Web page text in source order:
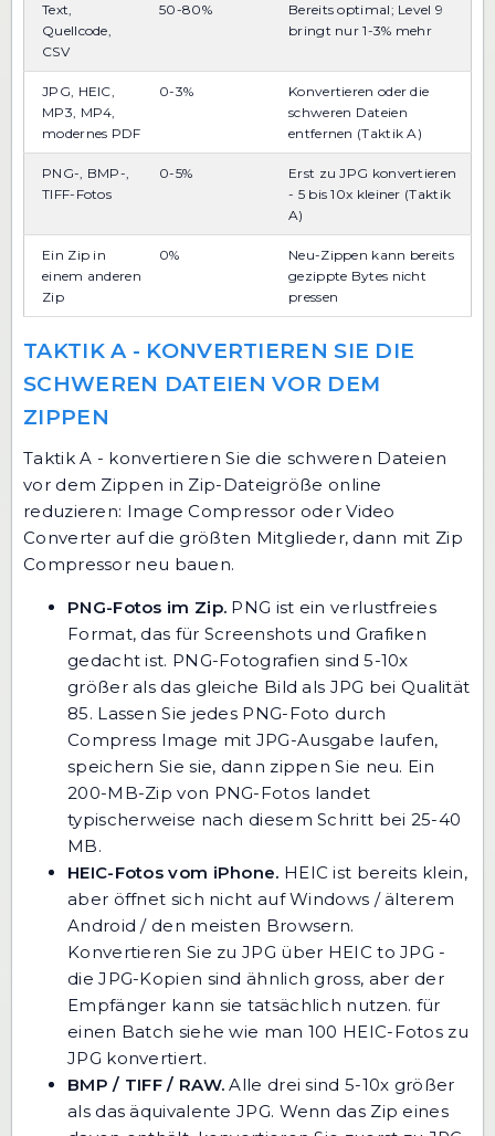
Text,
Quellcode,
CSV
50-80%
Bereits optimal; Level 9
bringt nur 1-3% mehr
JPG, HEIC,
MP3, MP4,
modernes PDF
0-3%
Konvertieren oder die
schweren Dateien
entfernen (Taktik A)
PNG-, BMP-,
TIFF-Fotos
0-5%
Erst zu JPG konvertieren
- 5 bis 10x kleiner (Taktik
A)
Ein Zip in
einem anderen
Zip
0%
Neu-Zippen kann bereits
gezippte Bytes nicht
pressen
TAKTIK A - KONVERTIEREN SIE DIE
SCHWEREN DATEIEN VOR DEM
ZIPPEN
Taktik A - konvertieren Sie die schweren Dateien
vor dem Zippen in Zip-Dateigröße online
reduzieren: Image Compressor oder Video
Converter auf die größten Mitglieder, dann mit Zip
Compressor neu bauen.
PNG-Fotos im Zip. PNG ist ein verlustfreies
Format, das für Screenshots und Grafiken
gedacht ist. PNG-Fotografien sind 5-10x
größer als das gleiche Bild als JPG bei Qualität
85. Lassen Sie jedes PNG-Foto durch
Compress Image mit JPG-Ausgabe laufen,
speichern Sie sie, dann zippen Sie neu. Ein
200-MB-Zip von PNG-Fotos landet
typischerweise nach diesem Schritt bei 25-40
MB.
HEIC-Fotos vom iPhone. HEIC ist bereits klein,
aber öffnet sich nicht auf Windows / älterem
Android / den meisten Browsern.
Konvertieren Sie zu JPG über HEIC to JPG -
die JPG-Kopien sind ähnlich gross, aber der
Empfänger kann sie tatsächlich nutzen. für
einen Batch siehewie man 100 HEIC-Fotos zu
JPG konvertiert.
BMP / TIFF / RAW. Alle drei sind 5-10x größer
als das äquivalente JPG. Wenn das Zip eines